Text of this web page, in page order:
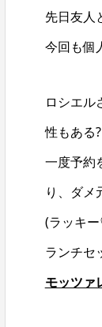
先日友人
今回も個
ロシエル
性もある
一度予約
り、ダ
(ラッキ
ランチセ
モッツァ